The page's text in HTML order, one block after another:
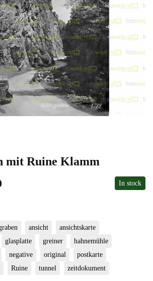
mit Ruine Klamm
In stock
ansicht
ansichtskarte
glasplatte greiner
hahnemühle
negative original
postkarte
Ruine tunnel zeitdokument